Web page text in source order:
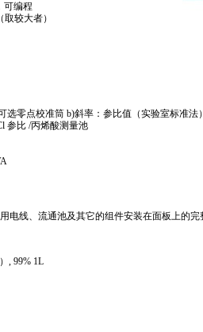
编程
较大者）
点校准筒 b)斜率：参比值（实验室标准法）
参比 /丙烯酸测量池
电线、流通池及其它的组件安装在面板上的完
, 99% 1L